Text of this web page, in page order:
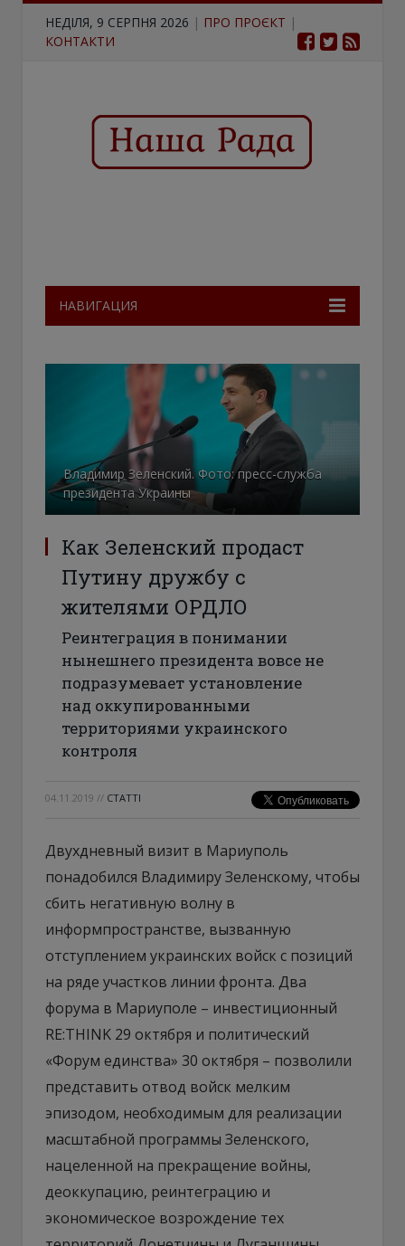
НЕДІЛЯ, 9 СЕРПНЯ 2026 | ПРО ПРОЄКТ |
КОНТАКТИ
НАВИГАЦИЯ
Владимир Зеленский. Фото: пресс-служба
президента Украины
Как Зеленский продаст
Путину дружбу с
жителями ОРДЛО
Реинтеграция в понимании
нынешнего президента вовсе не
подразумевает установление
над оккупированными
территориями украинского
контроля
04.11.2019 // СТАТТІ
Двухдневный визит в Мариуполь
понадобился Владимиру Зеленскому, чтобы
сбить негативную волну в
информпространстве, вызванную
отступлением украинских войск с позиций
на ряде участков линии фронта. Два
форума в Мариуполе – инвестиционный
RE:THINK 29 октября и политический
«Форум единства» 30 октября – позволили
представить отвод войск мелким
эпизодом, необходимым для реализации
масштабной программы Зеленского,
нацеленной на прекращение войны,
деоккупацию, реинтеграцию и
экономическое возрождение тех